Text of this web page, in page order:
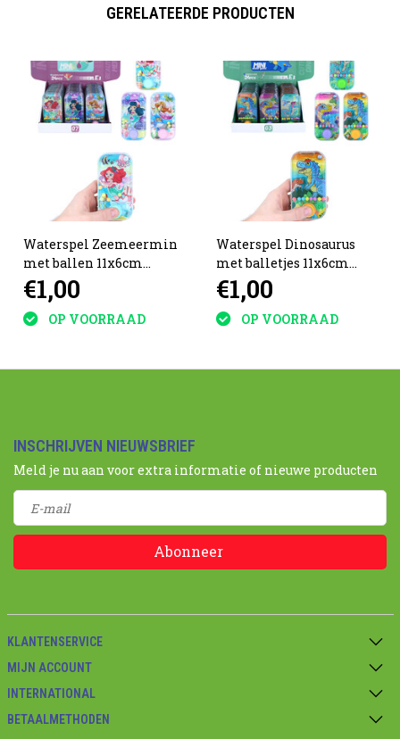
GERELATEERDE PRODUCTEN
Waterspel Zeemeermin
met ballen 11x6cm
assorti
€1,00
OP VOORRAAD
Waterspel Dinosaurus
met balletjes 11x6cm
assorti
€1,00
OP VOORRAAD
INSCHRIJVEN NIEUWSBRIEF
Meld je nu aan voor extra informatie of nieuwe producten
Abonneer
KLANTENSERVICE
MIJN ACCOUNT
INTERNATIONAL
BETAALMETHODEN